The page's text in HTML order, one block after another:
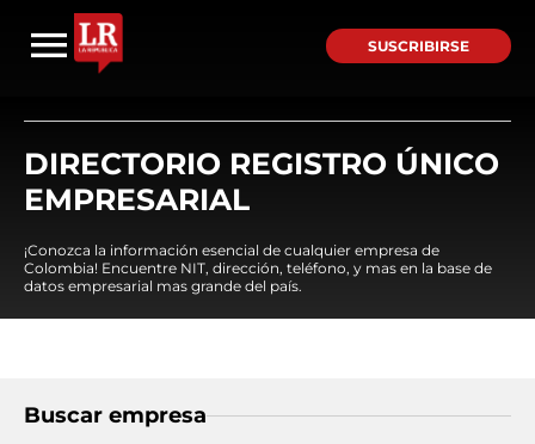
SUSCRIBIRSE
DIRECTORIO REGISTRO ÚNICO
EMPRESARIAL
¡Conozca la información esencial de cualquier empresa de
Colombia! Encuentre NIT, dirección, teléfono, y mas en la base de
datos empresarial mas grande del país.
Buscar empresa